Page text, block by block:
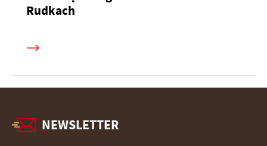
Rudkach
NEWSLETTER